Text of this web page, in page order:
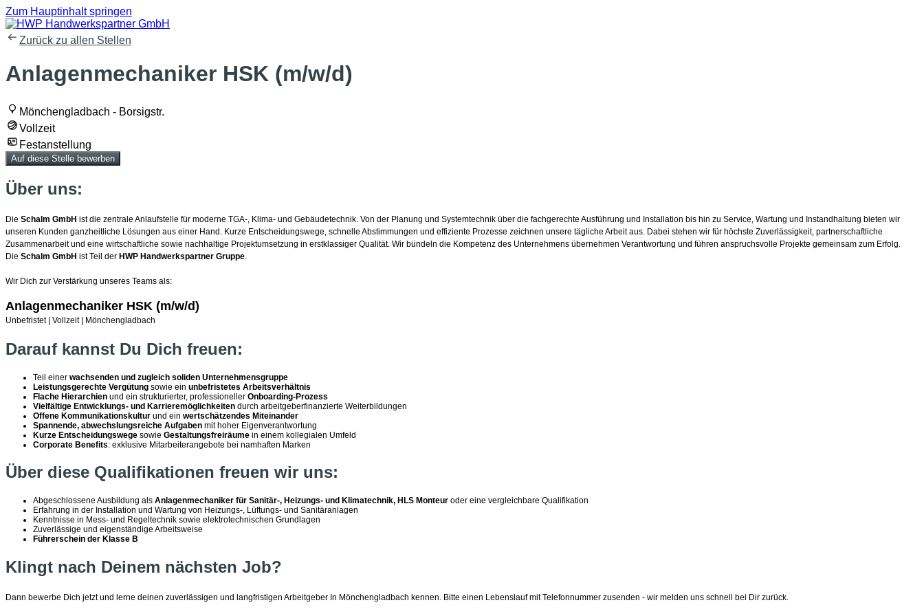
Zum Hauptinhalt springen
Zurück zu allen Stellen
Anlagenmechaniker HSK (m/w/d)
Mönchengladbach - Borsigstr.
Vollzeit
Festanstellung
Auf diese Stelle bewerben
Über uns:
Die Schalm GmbH ist die zentrale Anlaufstelle für moderne TGA-, Klima- und Gebäudetechnik. Von der Planung und Systemtechnik über die fachgerechte Ausführung und Installation bis hin zu Service, Wartung und Instandhaltung bieten wir
unseren Kunden ganzheitliche Lösungen aus einer Hand. Kurze Entscheidungswege, schnelle Abstimmungen und effiziente Prozesse zeichnen unsere tägliche Arbeit aus. Dabei stehen wir für höchste Zuverlässigkeit, partnerschaftliche
Zusammenarbeit und eine wirtschaftliche sowie nachhaltige Projektumsetzung in erstklassiger Qualität. Wir bündeln die Kompetenz des Unternehmens übernehmen Verantwortung und führen anspruchsvolle Projekte gemeinsam zum Erfolg.
Die Schalm GmbH ist Teil der HWP Handwerkspartner Gruppe
Wir Dich zur Verstärkung unseres Teams als:
Anlagenmechaniker HSK (m/w/d)
Unbefristet | Vollzeit | Mönchengladbach
Darauf kannst Du Dich freuen:
Teil einer wachsenden und zugleich soliden Unternehmensgruppe
Leistungsgerechte Vergütung sowie ein unbefristetes Arbeitsverhältnis
Flache Hierarchien und ein strukturierter, professioneller Onboarding-Prozess
Vielfältige Entwicklungs- und Karrieremöglichkeiten durch arbeitgeberfinanzierte Weiterbildungen
Offene Kommunikationskultur und ein wertschätzendes Miteinander
Spannende, abwechslungsreiche Aufgaben mit hoher Eigenverantwortung
Kurze Entscheidungswege sowie Gestaltungsfreiräume in einem kollegialen Umfeld
Corporate Benefits: exklusive Mitarbeiterangebote bei namhaften Marken
Über diese Qualifikationen freuen wir uns:
Abgeschlossene Ausbildung als Anlagenmechaniker für Sanitär-, Heizungs- und Klimatechnik, HLS Monteur oder eine vergleichbare Qualifikation
Erfahrung in der Installation und Wartung von Heizungs-, Lüftungs- und Sanitäranlagen
Kenntnisse in Mess- und Regeltechnik sowie elektrotechnischen Grundlagen
Zuverlässige und eigenständige Arbeitsweise
Führerschein der Klasse B
Klingt nach Deinem nächsten Job?
Dann bewerbe Dich jetzt und lerne deinen zuverlässigen und langfristigen Arbeitgeber In Mönchengladbach kennen. Bitte einen Lebenslauf mit Telefonnummer zusenden - wir melden uns schnell bei Dir zurück.